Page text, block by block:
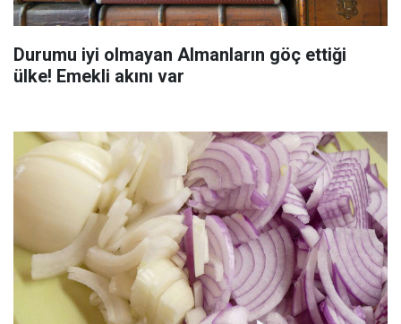
Durumu iyi olmayan Almanların göç ettiği
ülke! Emekli akını var